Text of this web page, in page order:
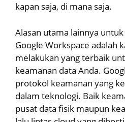
kapan saja, di mana saja.
Alasan utama lainnya
Google Workspace adalah
melakukan yang terbaik
keamanan data Anda.
protokol keamanan yang
dalam teknologi. Baik
pusat data fisik maupun